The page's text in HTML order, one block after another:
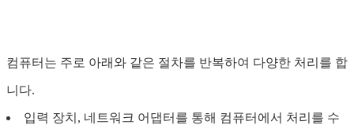
컴퓨터는 주로 아래와 같은 절차를 반복하여 다양한 처리를 합
니다.
입력 장치, 네트워크 어댑터를 통해 컴퓨터에서 처리를 수